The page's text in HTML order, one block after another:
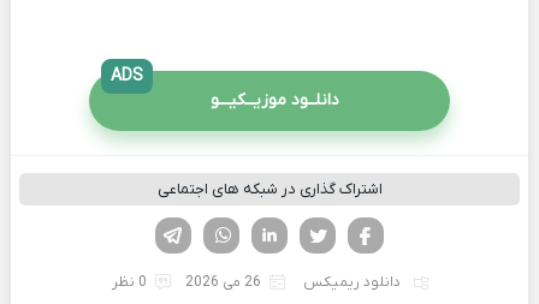
دانلــود موزیــکیـــو
ADS
اشتراک گذاری در شبکه های اجتماعی
لینکدین تویتر
فیسوک
دانلود ریمیکس 26 می 2026 0 نظر